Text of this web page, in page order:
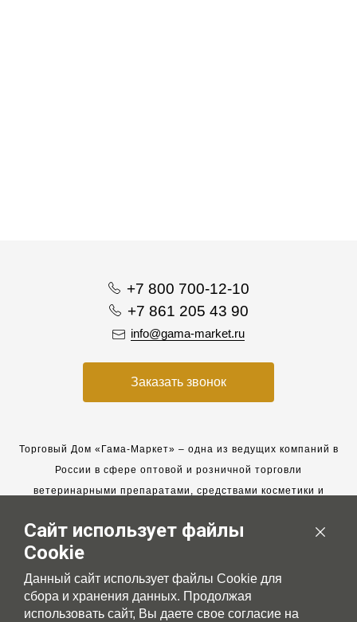
+7 800 700-12-10
+7 861 205 43 90
info@gama-market.ru
Заказать звонок
Торговый Дом «Гама-Маркет» – одна из ведущих компаний в
России в сфере оптовой и розничной торговли
ветеринарными препаратами, средствами косметики и
Мы работаем с 2005 года. Мы приглашаем к сотрудничеству
новых клиентов и всегда рассчитываем на взаимовыгодные,
долгосрочные партнерские отношения.
Сайт использует файлы
Cookie
Данный сайт использует файлы Cookie для
сбора и хранения данных. Продолжая
использовать сайт, Вы даете свое согласие на